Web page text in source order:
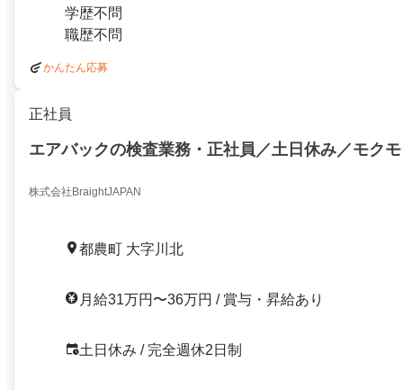
学歴不問
職歴不問
かんたん応募
正社員
エアバックの検査業務・正社員／土日休み／モク
株式会社BraightJAPAN
都農町 大字川北
月給31万円〜36万円 / 賞与・昇給あり
土日休み / 完全週休2日制